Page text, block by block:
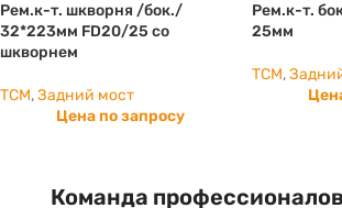
Рем.к-т. шкворня /бок./
32*223мм FD20/25 со
шкворнем
TCM,Задний мост
Цена по запросу
Рем.к-т.
25мм
TCM,
Команда